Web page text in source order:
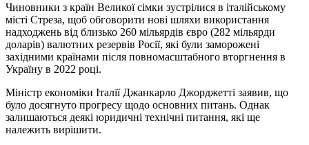
Чиновники з країн Великої сімки зустрілися в італійському
місті Стреза, щоб обговорити нові шляхи використання
надходжень від близько 260 мільярдів євро (282 мільярди
доларів) валютних резервів Росії, які були заморожені
західними країнами після повномасштабного вторгнення в
Україну в 2022 році.
Міністр економіки Італії Джанкарло Джорджетті заявив, що
було досягнуто прогресу щодо основних питань. Однак
залишаються деякі юридичні технічні питання, які ще
належить вирішити.